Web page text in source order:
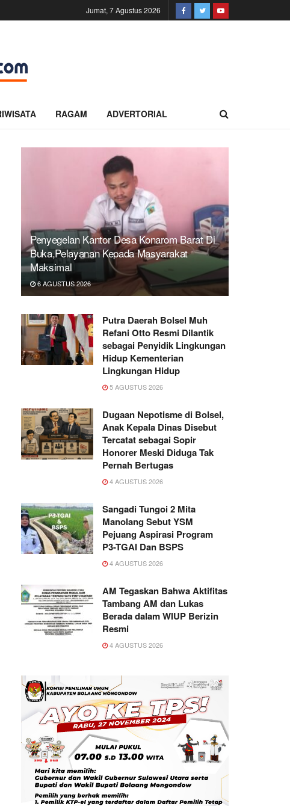
Jumat, 7 Agustus 2026
RAGAM ADVERTORIAL
Penyegelan Kantor Desa Konarom Barat Di
Buka,Pelayanan Kepada Masyarakat
Maksimal
6 AGUSTUS 2026
Putra Daerah Bolsel Muh
Refani Otto Resmi Dilantik
sebagai Penyidik Lingkungan
Hidup Kementerian
Lingkungan Hidup
5 AGUSTUS 2026
Dugaan Nepotisme di Bolsel,
Anak Kepala Dinas Disebut
Tercatat sebagai Sopir
Honorer Meski Diduga Tak
Pernah Bertugas
4 AGUSTUS 2026
Sangadi Tungoi 2 Mita
Manolang Sebut YSM
Pejuang Aspirasi Program
P3-TGAI Dan BSPS
4 AGUSTUS 2026
AM Tegaskan Bahwa Aktifitas
Tambang AM dan Lukas
Berada dalam WIUP Berizin
Resmi
4 AGUSTUS 2026